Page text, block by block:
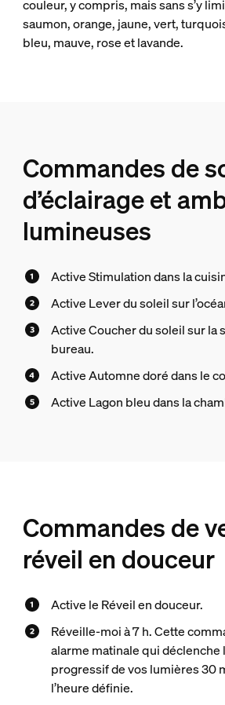
couleur, y compris, mais sans s’y
saumon, orange, jaune, vert,
bleu, mauve, rose et lavande.
Commandes de
d’éclairage et
lumineuses
Active Stimulation dans la
Active Lever du soleil sur
Active Coucher du soleil sur la
bureau.
Active Automne doré dans le
Active Lagon bleu dans la
Commandes de
réveil en douceur
Active le Réveil en douceur.
Réveille-moi à 7 h. Cette
alarme matinale qui déclenche
progressif de vos lumières 30
l’heure définie.